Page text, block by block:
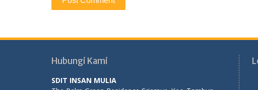
Hubungi Kami
SDIT INSAN MULIA